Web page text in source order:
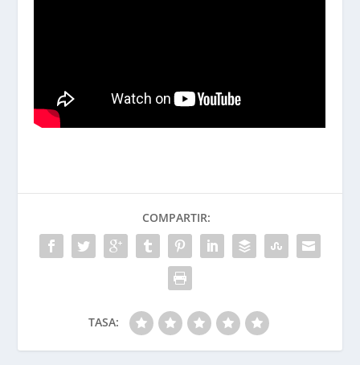
COMPARTIR:
TASA: